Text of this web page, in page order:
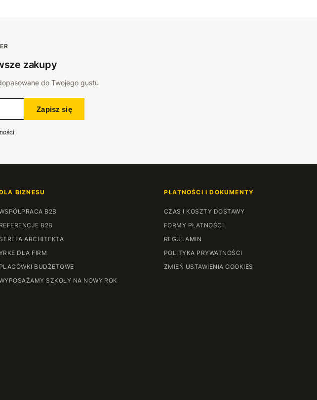
zakupy
do Twojego gustu
Zapisz się
BIZNESU
B2B
REFERENCJE B2B
STREFA ARCHITEKTA
DLA FIRM
PLACÓWKI BUDŻETOWE
SZKOŁY NA NOWY ROK
PŁATNOŚCI I DOKUMENTY
CZAS I KOSZTY DOSTAWY
FORMY PŁATNOŚCI
REGULAMIN
POLITYKA PRYWATNOŚCI
ZMIEŃ USTAWIENIA COOKIES